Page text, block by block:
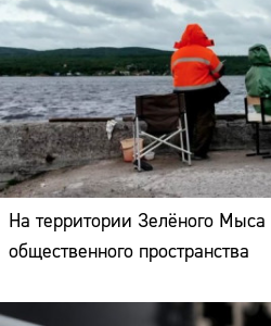
На территории Зелёного Мыса
общественного пространства